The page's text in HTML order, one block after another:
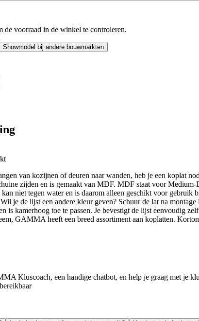
de voorraad in de winkel te controleren.
Showmodel bij andere bouwmarkten
van kozijnen of deuren naar wanden, heb je een
zijden en is gemaakt van MDF. MDF staat voor
niet tegen water en is daarom alleen geschikt voor
je de lijst een andere kleur geven? Schuur de lat na
is kamerhoog toe te passen. Je bevestigt de lijst eenvoudig
GAMMA heeft een breed assortiment aan koplatten.
Kluscoach, een handige chatbot, en help je graag met je